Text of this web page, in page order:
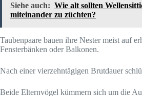
Siehe auch: Wie alt sollten
miteinander zu züchten?
Taubenpaare bauen ihre Nester meist auf
Fensterbänken oder Balkonen.
Nach einer vierzehntägigen Brutdauer
Beide Elternvögel kümmern sich um die